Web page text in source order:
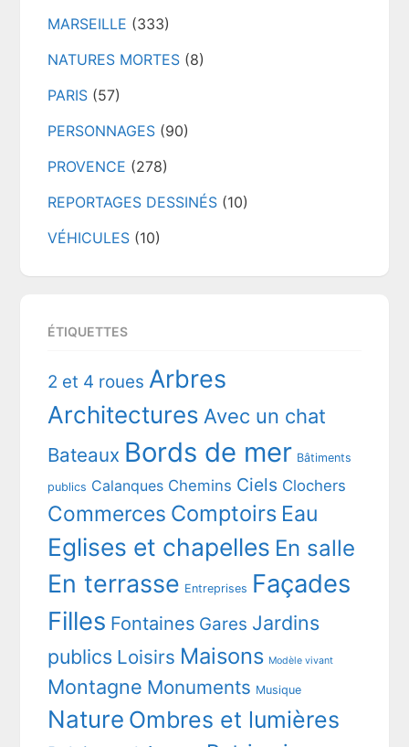
MARSEILLE (333)
NATURES MORTES (8)
PARIS (57)
PERSONNAGES (90)
PROVENCE (278)
REPORTAGES DESSINÉS (10)
VÉHICULES (10)
ÉTIQUETTES
2 et 4 roues Arbres
Architectures Avec un chat
Bateaux Bords de mer Bâtiments
publics Calanques Chemins Ciels Clochers
Commerces Comptoirs Eau
Eglises et chapelles En salle
En terrasse Entreprises Façades
Filles Fontaines Gares Jardins
publics Loisirs Maisons Modèle vivant
Montagne Monuments Musique
Nature Ombres et lumières